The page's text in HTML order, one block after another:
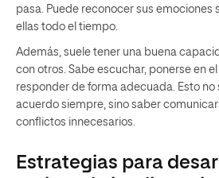
pasa. Puede reconocer sus emociones
ellas todo el tiempo.
Además, suele tener una buena
con otros. Sabe escuchar, ponerse en
responder de forma adecuada. Esto
acuerdo siempre, sino saber
conflictos innecesarios.
Estrategias para